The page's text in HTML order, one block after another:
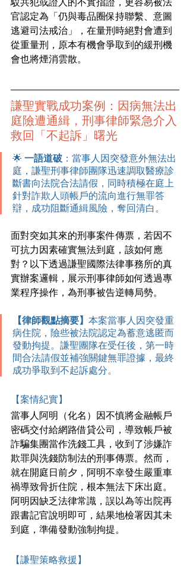
官認定為「仍與毒品圈保持聯繫、意圖
逃避司法戒治」，在量刑時絕對會遭到
從重量刑，原本有機會爭取到的緩刑機
會也將煙消雲散。
謙聖實戰成功案例：因病無法出
庭險遭通緝，刑事律師緊急介入
救回「不起訴」曙光
🌟 一語道破 ：當事人因突發意外無法出
庭，謙聖刑事律師團隊迅速調取醫療診
斷書向法院合法請假，同時積極在庭上
針對詐欺人頭帳戶的流向進行無罪答
辯，成功阻斷通緝風險，奪回清白。
面對突如其來的刑事案件傳票，若因不
可抗力因素確實無法到庭，該如何應
對？以下透過謙聖國際法律事務所的真
實辦案邏輯，展示刑事律師如何透過專
業程序操作，為刑事被告逆轉局勢。
【律師觀點摘要】 本案當事人因突發重
病住院，險些被法院認定為蓄意逃匿而
發動拘提。謙聖團隊在受任後，第一時
間合法請假並補強關鍵無罪證據，最終
成功爭取到不起訴處分。
【案情紀實】
當事人阿明（化名）因不慎將金融帳戶
密碼交付給網路借貸公司，導致帳戶被
詐騙集團當作洗錢工具，收到了涉嫌詐
欺罪與洗錢防制法的刑事傳票。然而，
就在開庭日前夕，阿明不幸發生嚴重車
禍導致骨折住院，根本無法下床出庭。
阿明因缺乏法律常識，誤以為等出院再
跟書記官說明即可，結果地檢署因其未
到庭，準備發動強制拘提。
【謙聖策略救援】